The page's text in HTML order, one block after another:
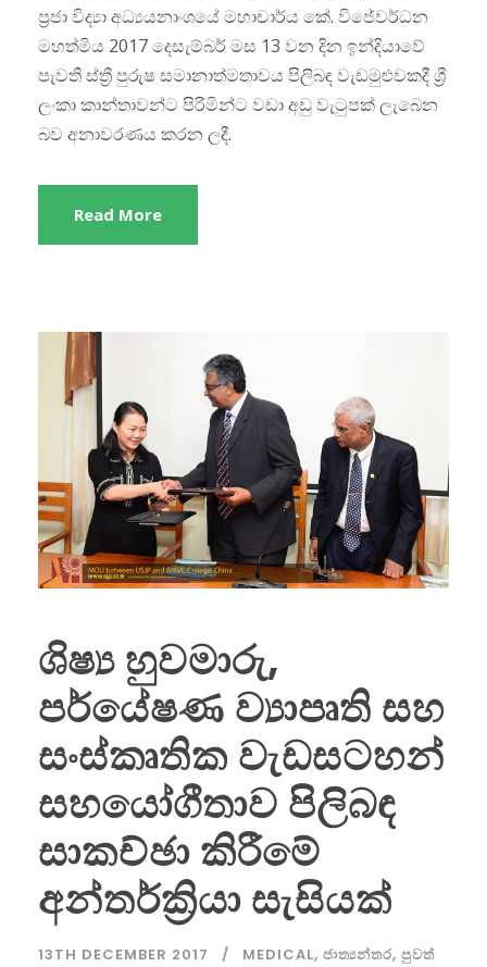
ප්‍රජා විද්‍යා අධ්‍යයනාංශයේ මහාචාර්ය කේ. විජේවර්ධන
මහත්මිය 2017 දෙසැම්බර් මස 13 වන දින ඉන්දියාවේ
පැවති ස්ත්‍රී පුරුෂ සමානාත්මතාවය පිලිබඳ වැඩමුළුවකදී ශ්‍රී
ලංකා කාන්තාවන්ට පිරිමින්ට වඩා අඩු වැටුපක් ලැබෙන
බව අනාවරණය කරන ලදී.
Read More
ශිෂ්‍ය හුවමාරු,
පර්යේෂණ ව්‍යාපෘති සහ
සංස්කෘතික වැඩසටහන්
සහයෝගීතාව පිලිබඳ
සාකච්ඡා කිරීමේ
අන්තර්ක්‍රියා සැසියක්
13TH DECEMBER 2017 MEDICAL, ජාත්‍යන්තර, පුවත්